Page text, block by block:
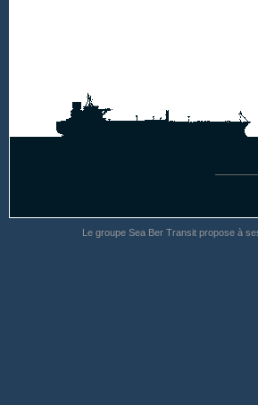
Le groupe Sea Ber Transit propose à